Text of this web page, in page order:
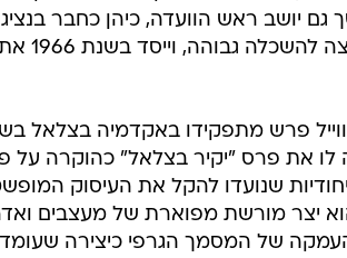
יושב ראש הוועדה, כיהן כחבר
לו את פרס "יקיר בצלאל" כהוקרה על
שנועדו להקל את העיסוק
יצר מורשת מפוארת של מעצבים
של המסמך הגרפי כיצירה